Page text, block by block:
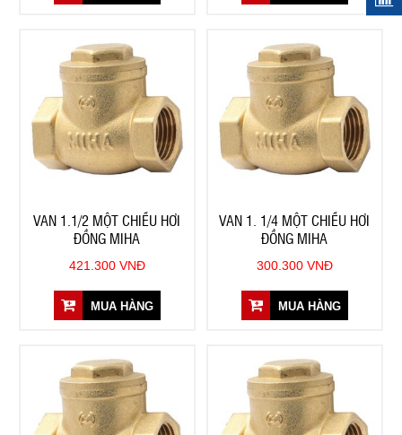
VAN 1.1/2 MỘT CHIỀU HƠI
ĐỒNG MIHA
421.300 VNĐ
MUA HÀNG
VAN 1. 1/4 MỘT CHIỀU HƠI
ĐỒNG MIHA
300.300 VNĐ
MUA HÀNG